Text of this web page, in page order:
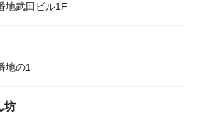
地武田ビル1F
地の1
坊